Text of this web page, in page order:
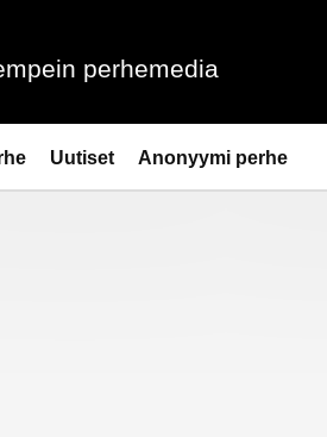
perhemedia
Uutiset Anonyymi perhe